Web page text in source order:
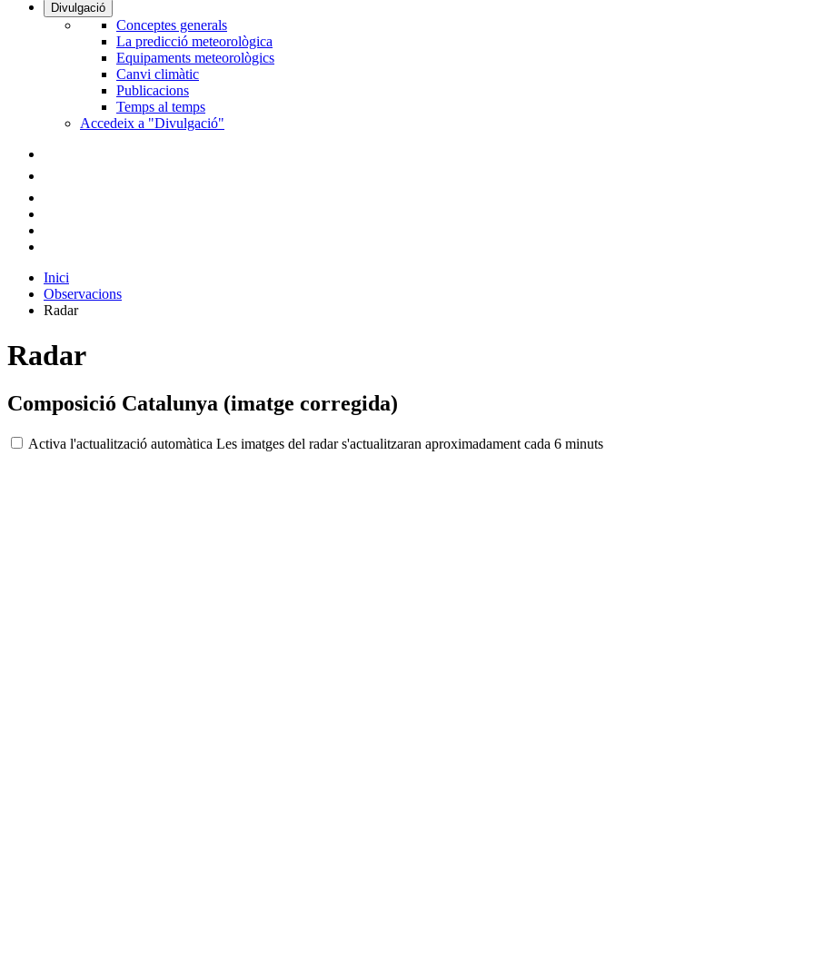
Divulgació
Conceptes generals
La predicció meteorològica
Equipaments meteorològics
Canvi climàtic
Publicacions
Temps al temps
Accedeix a "Divulgació"
Inici
Observacions
Radar
Radar
Composició Catalunya (imatge corregida)
Activa l'actualització automàtica Les imatges del radar s'actualitzaran aproximadament cada 6 minuts